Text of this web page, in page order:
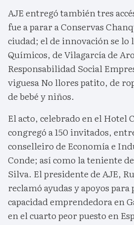
AJE entregó también tres
fue a parar a Conservas
ciudad; el de innovación se lo
Químicos, de Vilagarcía de
Responsabilidad Social
viguesa No llores patito, de
de bebé y niños.
El acto, celebrado en el Hotel
congregó a 150 invitados,
conselleiro de Economía e
Conde; así como la teniente
Silva. El presidente de AJE,
reclamó ayudas y apoyos
capacidad emprendedora en
en el cuarto peor puesto en